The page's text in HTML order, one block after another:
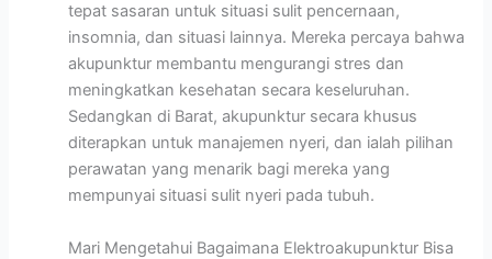
tepat sasaran untuk situasi sulit pencernaan,
insomnia, dan situasi lainnya. Mereka percaya bahwa
akupunktur membantu mengurangi stres dan
meningkatkan kesehatan secara keseluruhan.
Sedangkan di Barat, akupunktur secara khusus
diterapkan untuk manajemen nyeri, dan ialah pilihan
perawatan yang menarik bagi mereka yang
mempunyai situasi sulit nyeri pada tubuh.
Mari Mengetahui Bagaimana Elektroakupunktur Bisa